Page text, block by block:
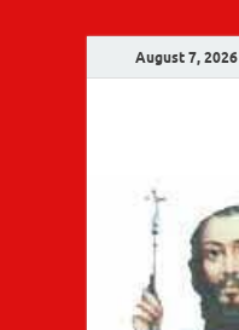
August 7, 2026